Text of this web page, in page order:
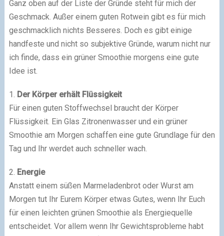
Ganz oben auf der Liste der Gründe steht für mich der
Geschmack. Außer einem guten Rotwein gibt es für mich
geschmacklich nichts Besseres. Doch es gibt einige
handfeste und nicht so subjektive Gründe, warum nicht nur
ich finde, dass ein grüner Smoothie morgens eine gute
Idee ist.
1. Der Körper erhält Flüssigkeit
Für einen guten Stoffwechsel braucht der Körper
Flüssigkeit. Ein Glas Zitronenwasser und ein grüner
Smoothie am Morgen schaffen eine gute Grundlage für den
Tag und Ihr werdet auch schneller wach.
2. Energie
Anstatt einem süßen Marmeladenbrot oder Wurst am
Morgen tut Ihr Eurem Körper etwas Gutes, wenn Ihr Euch
für einen leichten grünen Smoothie als Energiequelle
entscheidet. Vor allem wenn Ihr Gewichtsprobleme habt